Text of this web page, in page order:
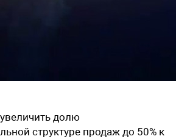
долю
структуре продаж до 50% к